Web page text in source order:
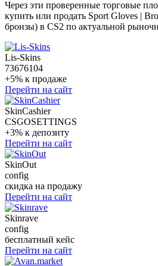
Через эти проверенные торговые
купить или продать Sport Gloves |
бронзы) в CS2 по актуальной
Lis-Skins
73676104
+5% к продаже
Перейти на сайт
SkinCashier
CSGOSETTINGS
+3% к депозиту
Перейти на сайт
SkinOut
config
скидка на продажу
Перейти на сайт
Skinrave
config
бесплатный кейс
Перейти на сайт